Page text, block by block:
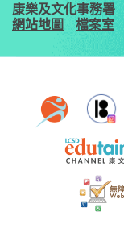
康樂及文化事務署
網站地圖
檔案室